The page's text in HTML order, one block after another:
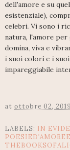
dell'amore e su
esistenziale),
celebri. Vi sono i
natura, l'amore
domina, viva e
i suoi colori e i
impareggiabile
at ottobre 02, 2019
LABELS: IN